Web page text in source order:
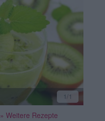
1/1
» Weitere Rezepte